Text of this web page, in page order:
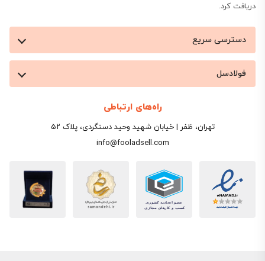
دریافت کرد.
دسترسی سریع
فولادسل
راه‌های ارتباطی
تهران، ظفر | خیابان شهید وحید دستگردی، پلاک ۵۲
info@fooladsell.com